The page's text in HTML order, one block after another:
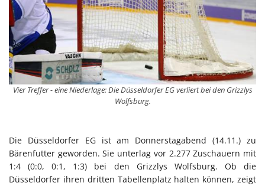
Vier Treffer - eine Niederlage: Die Düsseldorfer EG verliert bei den Grizzlys
Wolfsburg.
Die Düsseldorfer EG ist am Donnerstagabend (14.11.) zu
Bärenfutter geworden. Sie unterlag vor 2.277 Zuschauern mit
1:4 (0:0, 0:1, 1:3) bei den Grizzlys Wolfsburg. Ob die
Düsseldorfer ihren dritten Tabellenplatz halten können, zeigt